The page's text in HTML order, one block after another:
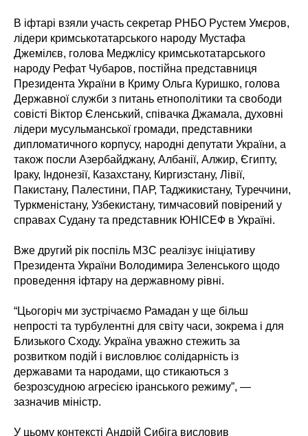
В іфтарі взяли участь секретар РНБО Рустем Умєров,
лідери кримськотатарського народу Мустафа
Джемілєв, голова Меджлісу кримськотатарського
народу Рефат Чубаров, постійна представниця
Президента України в Криму Ольга Куришко, голова
Державної служби з питань етнополітики та свободи
совісті Віктор Єленський, співачка Джамала, духовні
лідери мусульманської громади, представники
дипломатичного корпусу, народні депутати України, а
також посли Азербайджану, Албанії, Алжир, Єгипту,
Іраку, Індонезії, Казахстану, Киргизстану, Лівії,
Пакистану, Палестини, ПАР, Таджикистану, Туреччини,
Туркменістану, Узбекистану, тимчасовий повірений у
справах Судану та представник ЮНІСЕФ в Україні.
Вже другий рік поспіль МЗС реалізує ініціативу
Президента України Володимира Зеленського щодо
проведення іфтару на державному рівні.
“Цьогоріч ми зустрічаємо Рамадан у ще більш
непрості та турбулентні для світу часи, зокрема і для
Близького Сходу. Україна уважно стежить за
розвитком подій і висловлює солідарність із
державами та народами, що стикаються з
безрозсудною агресією іранського режиму”, —
зазначив міністр.
У цьому контексті Андрій Сибіга висловив